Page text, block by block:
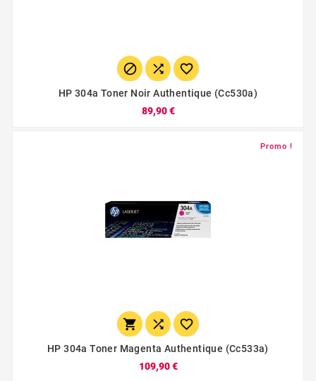
  
HP 304a Toner Noir Authentique (cc530a)
89,90 €
Promo !
  
HP 304a Toner Magenta Authentique (cc533a)
109,90 €